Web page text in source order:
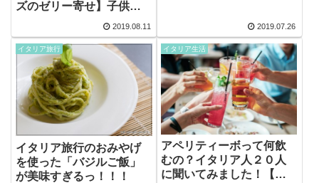
ズのゼリー寄せ】子供も
大好き簡単レシピ（調理
時間15分）
2019.08.11 2019.07.26
イタリア旅行
イタリア旅行のおみやげ
を使った「バジルご飯」
が美味すぎるっ！！！
イタリア生活
アペリティーボって何飲
むの？イタリア人２０人
に聞いてみました！【夏